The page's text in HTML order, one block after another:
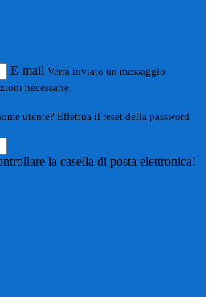
E-mail Verrà inviato un messaggio
necessarie.
utente? Effettua il reset della password
la casella di posta elettronica!